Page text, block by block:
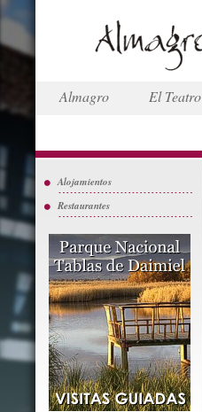
Almagro El Teatro
Alojamientos
Restaurantes